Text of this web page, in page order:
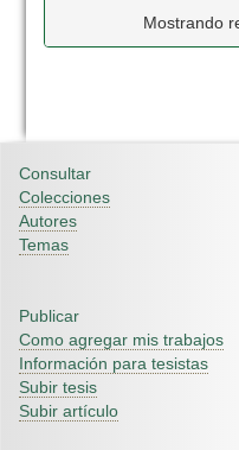
Mostrando
Consultar
Colecciones
Autores
Temas
Publicar
Como agregar mis trabajos
Información para tesistas
Subir tesis
Subir artículo